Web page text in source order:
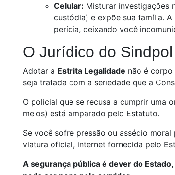
Celular: Misturar investigações
custódia) e expõe sua família.
perícia, deixando você
O Jurídico do
Adotar a Estrita Legalidade não é corpo
seja tratada com a seriedade que a
O policial que se recusa a cumprir uma
meios) está amparado pelo Estatuto.
Se você sofre pressão ou assédio
viatura oficial, internet fornecida pelo
A segurança pública é dever do